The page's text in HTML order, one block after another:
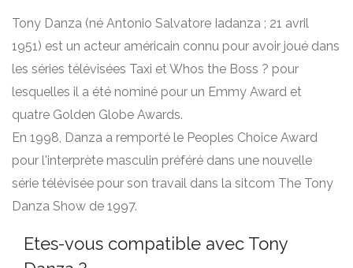
Tony Danza (né Antonio Salvatore Iadanza ; 21 avril
1951) est un acteur américain connu pour avoir joué dans
les séries télévisées Taxi et Whos the Boss ? pour
lesquelles il a été nominé pour un Emmy Award et
quatre Golden Globe Awards.
En 1998, Danza a remporté le Peoples Choice Award
pour l'interprète masculin préféré dans une nouvelle
série télévisée pour son travail dans la sitcom The Tony
Danza Show de 1997.
Etes-vous compatible avec Tony